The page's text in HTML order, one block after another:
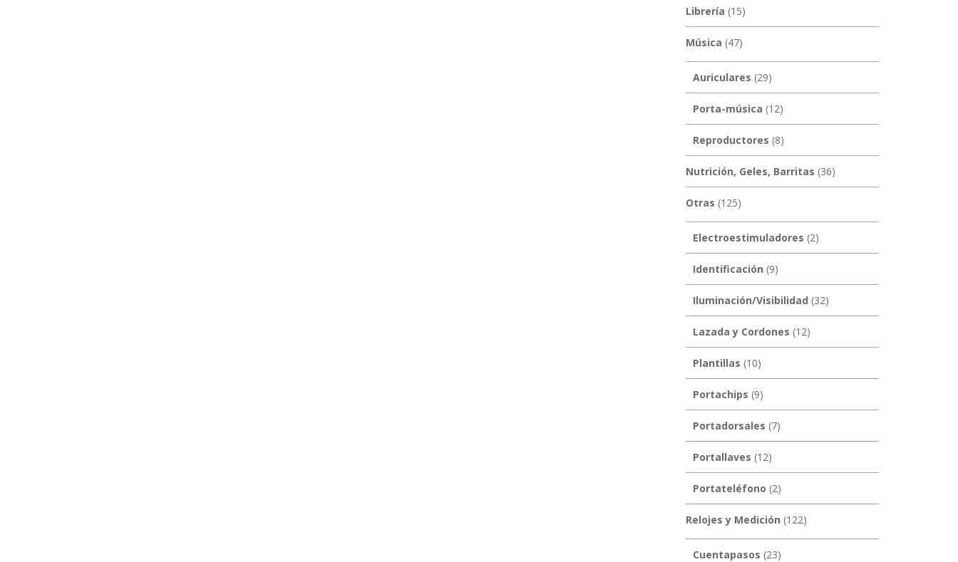
Librería (15)
Música (47)
Auriculares (29)
Porta-música (12)
Reproductores (8)
Nutrición, Geles, Barritas (36)
Otras (125)
Electroestimuladores (2)
Identificación (9)
Iluminación/Visibilidad (32)
Lazada y Cordones (12)
Plantillas (10)
Portachips (9)
Portadorsales (7)
Portallaves (12)
Portateléfono (2)
Relojes y Medición (122)
Cuentapasos (23)